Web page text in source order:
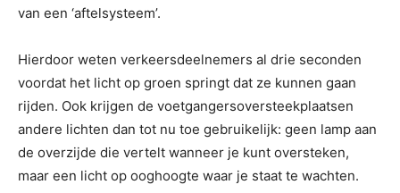
van een ‘aftelsysteem’.
Hierdoor weten verkeersdeelnemers al drie seconden
voordat het licht op groen springt dat ze kunnen gaan
rijden. Ook krijgen de voetgangersoversteekplaatsen
andere lichten dan tot nu toe gebruikelijk: geen lamp aan
de overzijde die vertelt wanneer je kunt oversteken,
maar een licht op ooghoogte waar je staat te wachten.